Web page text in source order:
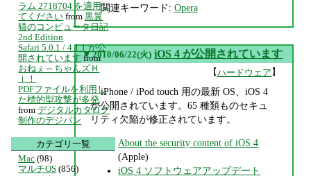
関連キーワード: Opera
▼2010/06/22(火) iOS 4 が公開されています
【ハードウェア 】
iPhone / iPod touch 用の最新 OS、iOS 4
が公開されています。65 種類ものセキュ
リティ欠陥が修正されています。
About the security content of iOS 4
(Apple)
iOS 4 ソフトウェアアップデート
ラム 2718704 を適用し
てください from 黒翼
猫のコンピュータ日記
2nd Edition
Safari 5.0.1 / 4.1.1 が公
開されています from
おねぇ～ちゃんズＨ
ｉ！
PDFファイルを利用し
た標的型攻撃が多発
from デジタルカタログ
制作のデジパン
カテゴリ一覧
Mac (98)
マルチOS (856)